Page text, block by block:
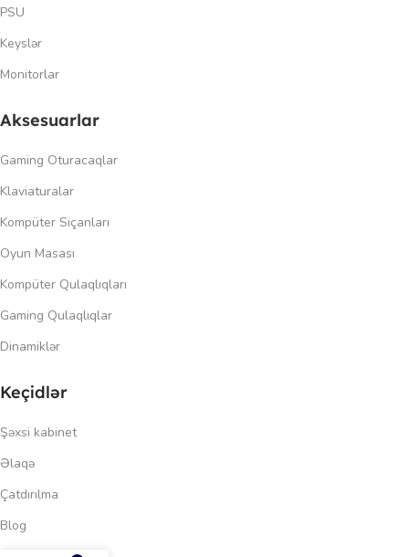
PSU
Keyslər
Monitorlar
Aksesuarlar
Gaming Oturacaqlar
Klaviaturalar
Kompüter Siçanları
Oyun Masası
Kompüter Qulaqlıqları
Gaming Qulaqlıqlar
Dinamiklər
Keçidlər
Şəxsi kabinet
Əlaqə
Çatdırılma
Blog